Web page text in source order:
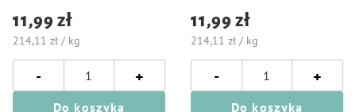
11,99 zł
214,11 zł / kg
- +
Do koszyka
11,99 zł
214,11 zł / kg
- +
Do koszyka